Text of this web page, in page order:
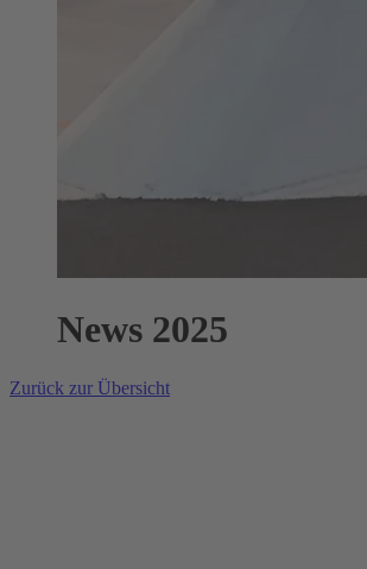
News 2025
Zurück zur Übersicht